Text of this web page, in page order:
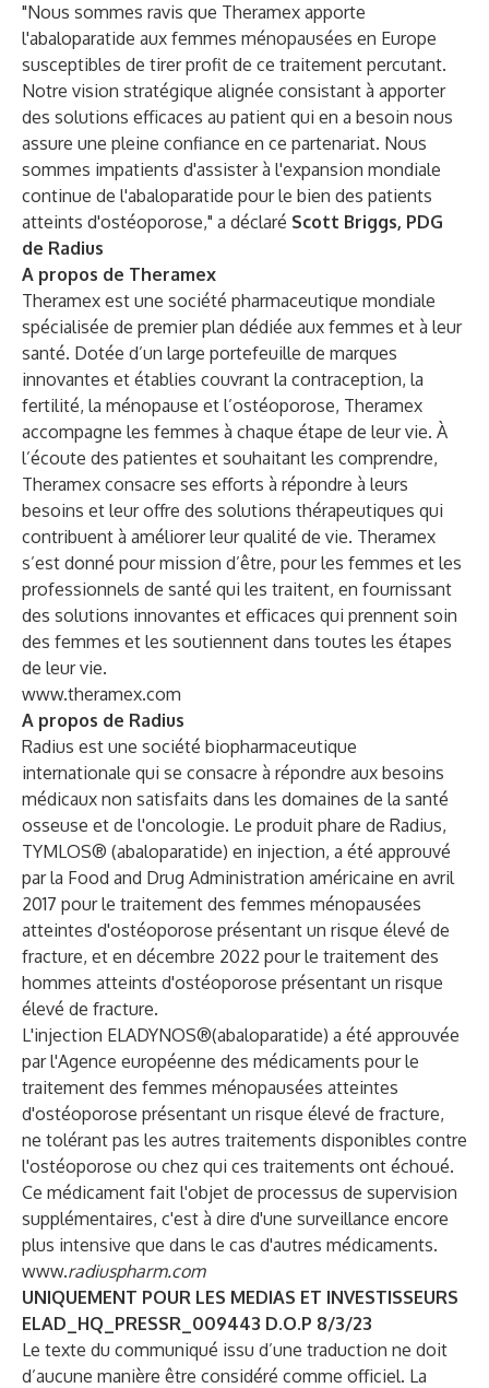
"Nous sommes ravis que Theramex apporte
l'abaloparatide aux femmes ménopausées en Europe
susceptibles de tirer profit de ce traitement percutant.
Notre vision stratégique alignée consistant à apporter
des solutions efficaces au patient qui en a besoin nous
assure une pleine confiance en ce partenariat. Nous
sommes impatients d'assister à l'expansion mondiale
continue de l'abaloparatide pour le bien des patients
atteints d'ostéoporose," a déclaré Scott Briggs, PDG
de Radius
A propos de Theramex
Theramex est une société pharmaceutique mondiale
spécialisée de premier plan dédiée aux femmes et à leur
santé. Dotée d’un large portefeuille de marques
innovantes et établies couvrant la contraception, la
fertilité, la ménopause et l’ostéoporose, Theramex
accompagne les femmes à chaque étape de leur vie. À
l’écoute des patientes et souhaitant les comprendre,
Theramex consacre ses efforts à répondre à leurs
besoins et leur offre des solutions thérapeutiques qui
contribuent à améliorer leur qualité de vie. Theramex
s’est donné pour mission d’être, pour les femmes et les
professionnels de santé qui les traitent, en fournissant
des solutions innovantes et efficaces qui prennent soin
des femmes et les soutiennent dans toutes les étapes
de leur vie.
www.theramex.com
A propos de Radius
Radius est une société biopharmaceutique
internationale qui se consacre à répondre aux besoins
médicaux non satisfaits dans les domaines de la santé
osseuse et de l'oncologie. Le produit phare de Radius,
TYMLOS® (abaloparatide) en injection, a été approuvé
par la Food and Drug Administration américaine en avril
2017 pour le traitement des femmes ménopausées
atteintes d'ostéoporose présentant un risque élevé de
fracture, et en décembre 2022 pour le traitement des
hommes atteints d'ostéoporose présentant un risque
élevé de fracture.
L'injection ELADYNOS®(abaloparatide) a été approuvée
par l'Agence européenne des médicaments pour le
traitement des femmes ménopausées atteintes
d'ostéoporose présentant un risque élevé de fracture,
ne tolérant pas les autres traitements disponibles contre
l'ostéoporose ou chez qui ces traitements ont échoué.
Ce médicament fait l'objet de processus de supervision
supplémentaires, c'est à dire d'une surveillance encore
plus intensive que dans le cas d'autres médicaments.
www.radiuspharm.com
UNIQUEMENT POUR LES MEDIAS ET INVESTISSEURS
ELAD_HQ_PRESSR_009443 D.O.P 8/3/23
Le texte du communiqué issu d’une traduction ne doit
d’aucune manière être considéré comme officiel. La